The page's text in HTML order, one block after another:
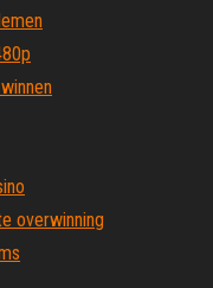
overwinning